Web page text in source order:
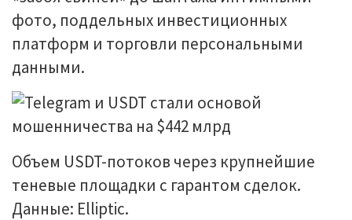
фото, поддельных инвестиционных
платформ и торговли персональными
данными.
Объем USDT-потоков через крупнейшие
теневые площадки с гарантом сделок.
Данные: Elliptic.